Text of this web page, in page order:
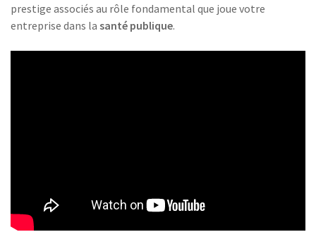
prestige associés au rôle fondamental que joue votre
entreprise dans la santé publique.